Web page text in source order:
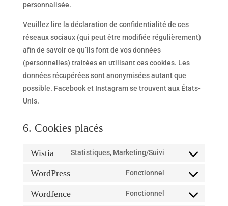
personnalisée.
Veuillez lire la déclaration de confidentialité de ces
réseaux sociaux (qui peut être modifiée régulièrement)
afin de savoir ce qu’ils font de vos données
(personnelles) traitées en utilisant ces cookies. Les
données récupérées sont anonymisées autant que
possible. Facebook et Instagram se trouvent aux États-
Unis.
6. Cookies placés
Wistia Statistiques, Marketing/Suivi
Consent
wistia
WordPress Fonctionnel
Consent
Wordfence Fonctionnel
Consent